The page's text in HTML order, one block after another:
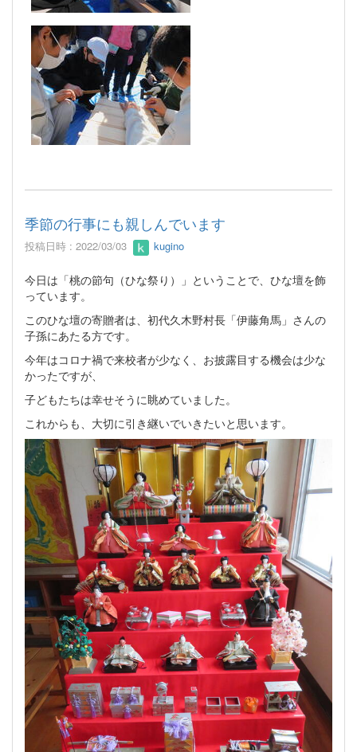
季節の行事にも親しんでいます
投稿日時 : 2022/03/03 kugino
今日は「桃の節句（ひな祭り）」ということで、ひな壇を飾
っています。
このひな壇の寄贈者は、初代久木野村長「伊藤角馬」さんの
子孫にあたる方です。
今年はコロナ禍で来校者が少なく、お披露目する機会は少な
かったですが、
子どもたちは幸せそうに眺めていました。
これからも、大切に引き継いでいきたいと思います。